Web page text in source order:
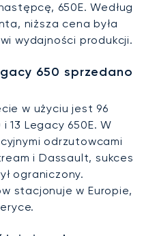
650E. Według
niższa cena była
wydajności produkcji.
650 sprzedano
w użyciu jest 96
13 Legacy 650E. W
odrzutowcami
i Dassault, sukces
ograniczony.
stacjonuje w Europie,